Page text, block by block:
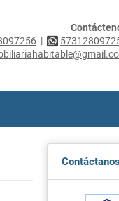
|
Contáctanos